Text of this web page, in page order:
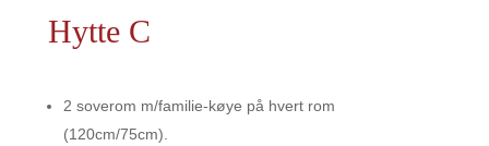
Hytte C
2 soverom m/familie-køye på hvert rom
(120cm/75cm).